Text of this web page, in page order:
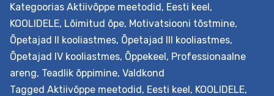
Kategoorias Aktiivõppe meetodid, Eesti keel,
KOOLIDELE, Lõimitud õpe, Motivatsiooni tõstmine,
Õpetajad II kooliastmes, Õpetajad III kooliastmes,
Õpetajad IV kooliastmes, Õppekeel, Professionaalne
areng, Teadlik õppimine, Valdkond
Tagged Aktiivõppe meetodid, Eesti keel, KOOLIDELE,